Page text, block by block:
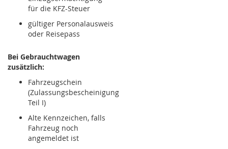
für die KFZ-Steuer
gültiger Personalausweis
oder Reisepass
Bei Gebrauchtwagen
zusätzlich:
Fahrzeugschein
(Zulassungsbescheinigung
Teil I)
Alte Kennzeichen, falls
Fahrzeug noch
angemeldet ist